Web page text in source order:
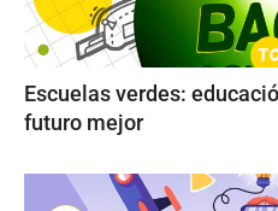
Escuelas verdes:
futuro mejor